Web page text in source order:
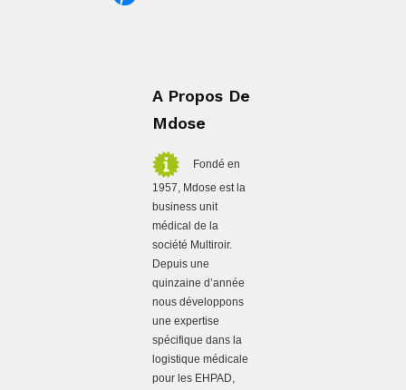
A Propos De
Mdose
Fondé en
1957, Mdose est la
business unit
médical de la
société Multiroir.
Depuis une
quinzaine d’année
nous développons
une expertise
spécifique dans la
logistique médicale
pour les EHPAD,